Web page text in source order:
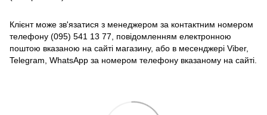
Клієнт може зв'язатися з менеджером за контактним номером
телефону (095) 541 13 77, повідомленням електронною
поштою вказаною на сайті магазину, або в месенджері Viber,
Telegram, WhatsApp за номером телефону вказаному на сайті.